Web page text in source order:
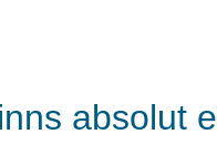
absolut